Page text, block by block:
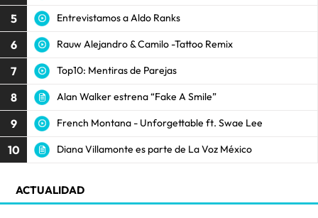
5 Entrevistamos a Aldo Ranks
6 Rauw Alejandro & Camilo -Tattoo Remix
7 Top10: Mentiras de Parejas
8 Alan Walker estrena “Fake A Smile”
9 French Montana - Unforgettable ft. Swae Lee
10 Diana Villamonte es parte de La Voz México
ACTUALIDAD